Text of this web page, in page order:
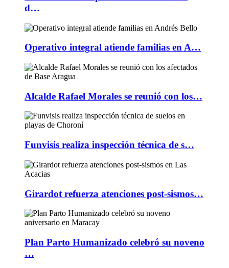
d…
Operativo integral atiende familias en A…
Alcalde Rafael Morales se reunió con los…
Funvisis realiza inspección técnica de s…
Girardot refuerza atenciones post-sismos…
Plan Parto Humanizado celebró su noveno
…